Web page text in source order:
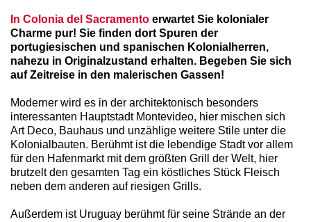
In Colonia del Sacramento erwartet Sie kolonialer
Charme pur! Sie finden dort Spuren der
portugiesischen und spanischen Kolonialherren,
nahezu in Originalzustand erhalten. Begeben Sie sich
auf Zeitreise in den malerischen Gassen!
Moderner wird es in der architektonisch besonders
interessanten Hauptstadt Montevideo, hier mischen sich
Art Deco, Bauhaus und unzählige weitere Stile unter die
Kolonialbauten. Berühmt ist die lebendige Stadt vor allem
für den Hafenmarkt mit dem größten Grill der Welt, hier
brutzelt den gesamten Tag ein köstliches Stück Fleisch
neben dem anderen auf riesigen Grills.
Außerdem ist Uruguay berühmt für seine Strände an der